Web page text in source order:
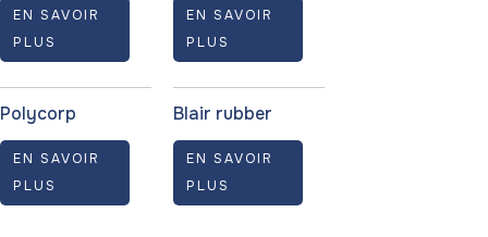
EN SAVOIR
PLUS
EN SAVOIR
PLUS
Polycorp
EN SAVOIR
PLUS
Blair rubber
EN SAVOIR
PLUS